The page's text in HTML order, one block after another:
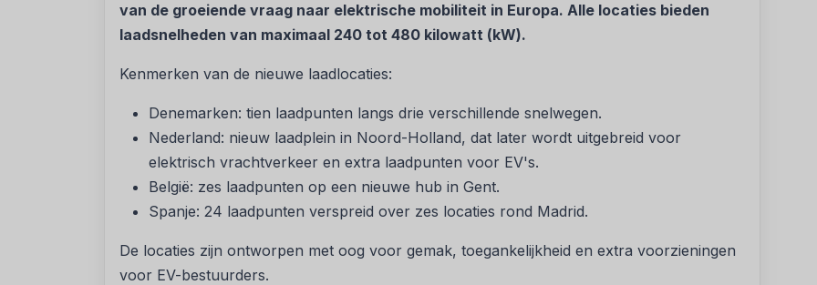
van de groeiende vraag naar elektrische mobiliteit in Europa. Alle locaties bieden
laadsnelheden van maximaal 240 tot 480 kilowatt (kW).
Kenmerken van de nieuwe laadlocaties:
Denemarken: tien laadpunten langs drie verschillende snelwegen.
Nederland: nieuw laadplein in Noord-Holland, dat later wordt uitgebreid voor
elektrisch vrachtverkeer en extra laadpunten voor EV's.
België: zes laadpunten op een nieuwe hub in Gent.
Spanje: 24 laadpunten verspreid over zes locaties rond Madrid.
De locaties zijn ontworpen met oog voor gemak, toegankelijkheid en extra voorzieningen
voor EV-bestuurders.